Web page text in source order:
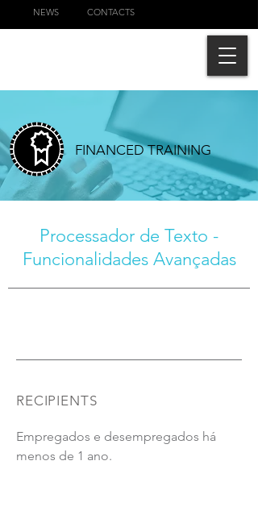
NEWS CONTACTS
FINANCED TRAINING
Processador de Texto -
Funcionalidades Avançadas
E-LEARNING - 25 Horas
RECIPIENTS
Empregados e desempregados há
menos de 1 ano.